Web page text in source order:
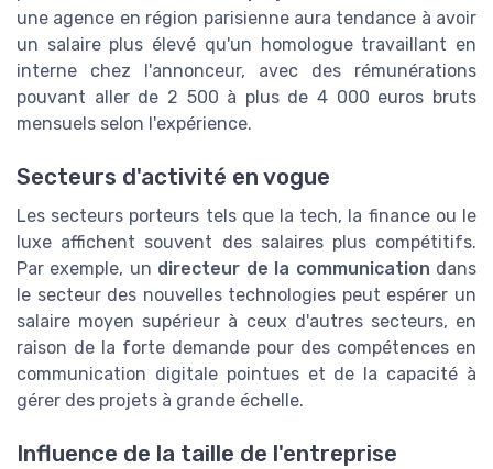
une agence en région parisienne aura tendance à avoir
un salaire plus élevé qu'un homologue travaillant en
interne chez l'annonceur, avec des rémunérations
pouvant aller de 2 500 à plus de 4 000 euros bruts
mensuels selon l'expérience.
Secteurs d'activité en vogue
Les secteurs porteurs tels que la tech, la finance ou le
luxe affichent souvent des salaires plus compétitifs.
Par exemple, un directeur de la communication dans
le secteur des nouvelles technologies peut espérer un
salaire moyen supérieur à ceux d'autres secteurs, en
raison de la forte demande pour des compétences en
communication digitale pointues et de la capacité à
gérer des projets à grande échelle.
Influence de la taille de l'entreprise